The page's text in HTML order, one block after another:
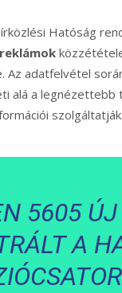
Hatóság
Az adatfelvétel
alá a legnézettebb
5605
A